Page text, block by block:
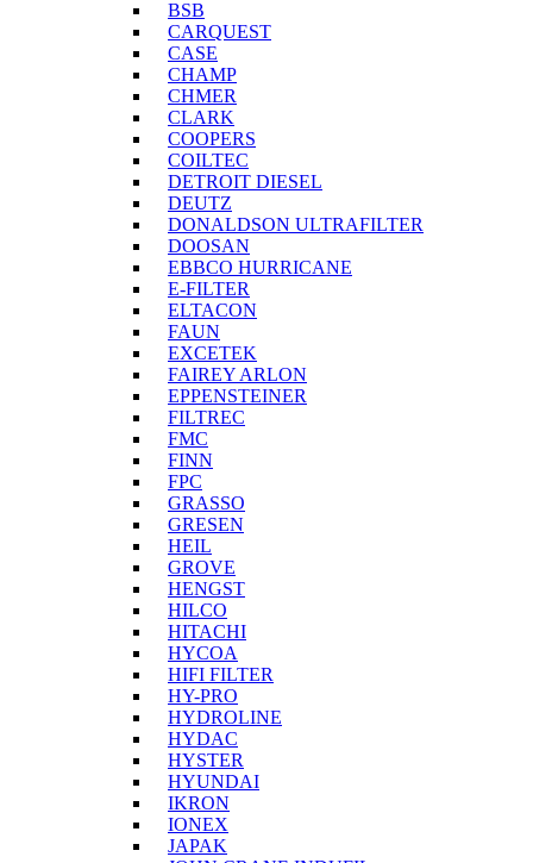
BSB
CARQUEST
CASE
CHAMP
CHMER
CLARK
COOPERS
COILTEC
DETROIT DIESEL
DEUTZ
DONALDSON ULTRAFILTER
DOOSAN
EBBCO HURRICANE
E-FILTER
ELTACON
FAUN
EXCETEK
FAIREY ARLON
EPPENSTEINER
FILTREC
FMC
FINN
FPC
GRASSO
GRESEN
HEIL
GROVE
HENGST
HILCO
HITACHI
HYCOA
HIFI FILTER
HY-PRO
HYDROLINE
HYDAC
HYSTER
HYUNDAI
IKRON
IONEX
JAPAK